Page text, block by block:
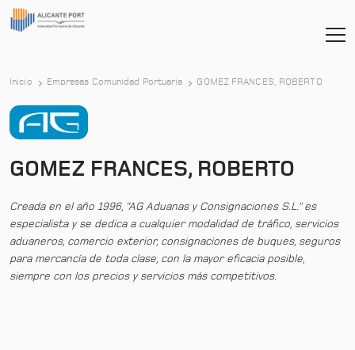
Inicio Empresas Comunidad Portuaria GOMEZ FRANCES, ROBERTO
GOMEZ FRANCES, ROBERTO
Creada en el año 1996, “AG Aduanas y Consignaciones S.L.” es
especialista y se dedica a cualquier modalidad de tráfico, servicios
aduaneros, comercio exterior, consignaciones de buques, seguros
para mercancía de toda clase, con la mayor eficacia posible,
siempre con los precios y servicios más competitivos.